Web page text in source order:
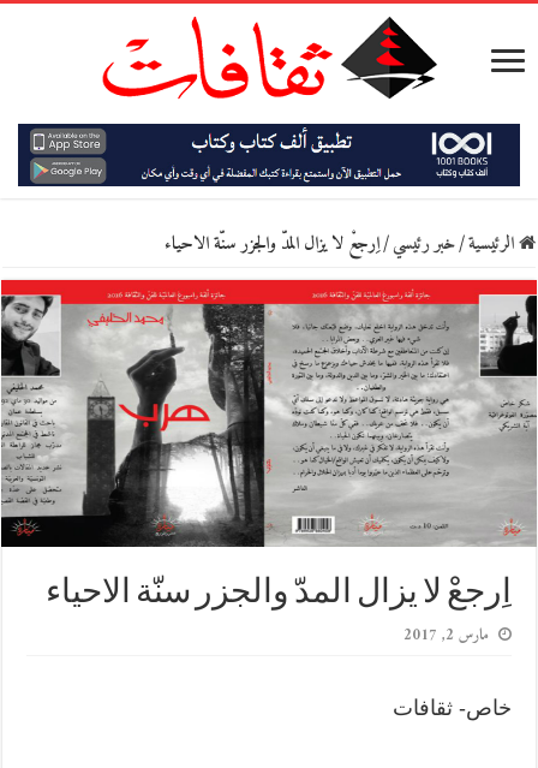
الرئيسية/خبر رئيسي/اِرجعْ لا يزال المدّ والجزر سنّة الاحياء
اِرجعْ لا يزال المدّ والجزر سنّة الاحياء
مارس 2, 2017
خاص- ثقافات